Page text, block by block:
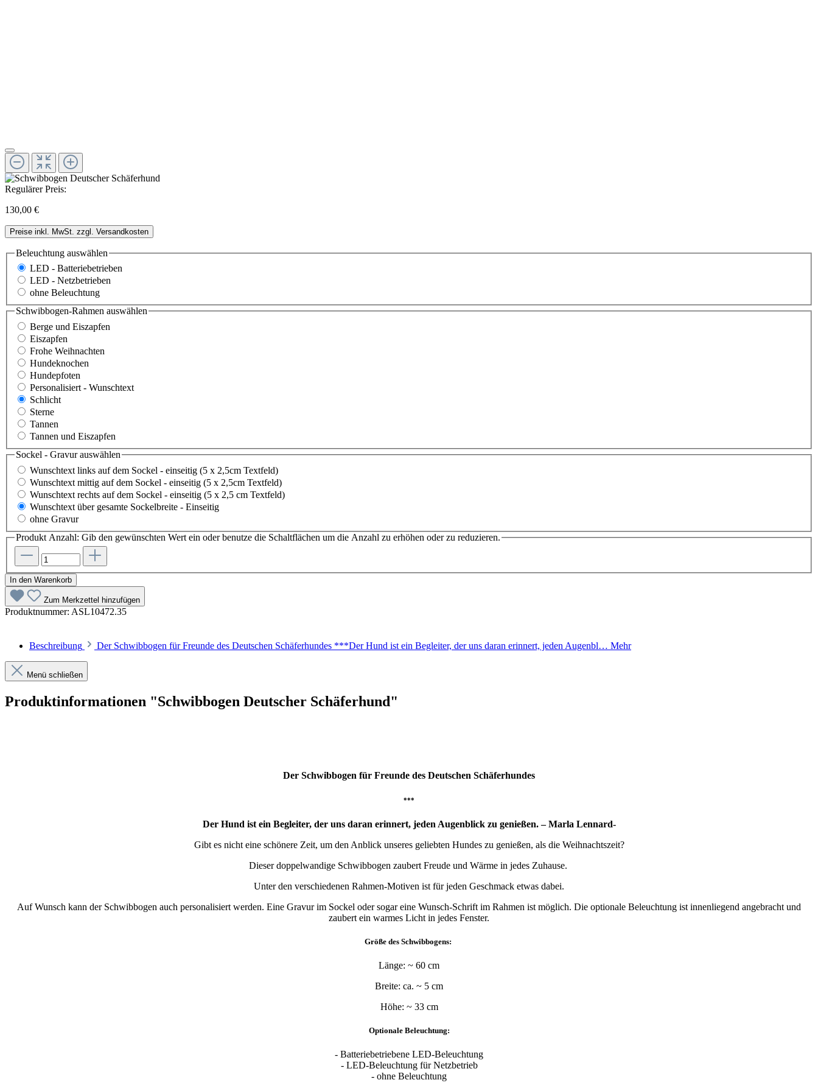
Regulärer Preis:
130,00 €
Preise inkl. MwSt. zzgl. Versandkosten
Beleuchtung auswählen
LED - Batteriebetrieben
LED - Netzbetrieben
ohne Beleuchtung
Schwibbogen-Rahmen auswählen
Berge und Eiszapfen
Eiszapfen
Frohe Weihnachten
Hundeknochen
Hundepfoten
Personalisiert - Wunschtext
Schlicht
Sterne
Tannen
Tannen und Eiszapfen
Sockel - Gravurauswählen
Wunschtext links auf dem Sockel - einseitig (5 x 2,5cm Textfeld)
Wunschtext mittig auf dem Sockel - einseitig (5 x 2,5cm Textfeld)
Wunschtext rechts auf dem Sockel - einseitig (5 x 2,5 cm Textfeld)
Wunschtext über gesamte Sockelbreite - Einseitig
ohne Gravur
Produkt Anzahl: Gib den gewünschten Wert ein oder benutze die Schaltflächen um die Anzahl zu erhöhen oder zu reduzieren.
In den Warenkorb
Zum Merkzettel hinzufügen
Produktnummer: ASL10472.35
Beschreibung Der Schwibbogen für Freunde des Deutschen Schäferhundes ***Der Hund ist ein Begleiter, der uns daran erinnert, jeden Augenbl… Mehr
Menü schließen
Produktinformationen "Schwibbogen Deutscher Schäferhund"
Der Schwibbogen für Freunde des Deutschen Schäferhundes
***
Der Hund ist ein Begleiter, der uns daran erinnert, jeden Augenblick zu genießen. – Marla Lennard-
Gibt es nicht eine schönere Zeit, um den Anblick unseres geliebten Hundes zu genießen, als die Weihnachtszeit?
Dieser doppelwandige Schwibbogen zaubert Freude und Wärme in jedes Zuhause.
Unter den verschiedenen Rahmen-Motiven ist für jeden Geschmack etwas dabei.
Auf Wunsch kann der Schwibbogen auch personalisiert werden. Eine Gravur im Sockel oder sogar eine Wunsch-Schrift im Rahmen ist möglich. Die optionale Beleuchtung ist innenliegend angebracht und
zaubert ein warmes Licht in jedes Fenster.
Größe des Schwibbogens:
Länge: ~ 60 cm
Breite: ca. ~ 5 cm
Höhe: ~ 33 cm
Optionale Beleuchtung:
- Batteriebetriebene LED-Beleuchtung
- LED-Beleuchtung für Netzbetrieb
- ohne Beleuchtung